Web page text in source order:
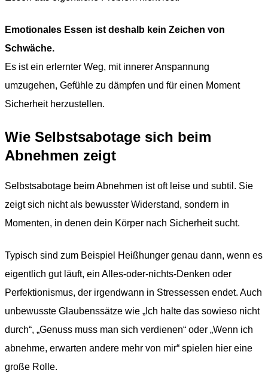
Emotionales Essen ist deshalb kein Zeichen von
Schwäche.
Es ist ein erlernter Weg, mit innerer Anspannung
umzugehen, Gefühle zu dämpfen und für einen Moment
Sicherheit herzustellen.
Wie Selbstsabotage sich beim
Abnehmen zeigt
Selbstsabotage beim Abnehmen ist oft leise und subtil. Sie
zeigt sich nicht als bewusster Widerstand, sondern in
Momenten, in denen dein Körper nach Sicherheit sucht.
Typisch sind zum Beispiel Heißhunger genau dann, wenn es
eigentlich gut läuft, ein Alles-oder-nichts-Denken oder
Perfektionismus, der irgendwann in Stressessen endet. Auch
unbewusste Glaubenssätze wie „Ich halte das sowieso nicht
durch“, „Genuss muss man sich verdienen“ oder „Wenn ich
abnehme, erwarten andere mehr von mir“ spielen hier eine
große Rolle.